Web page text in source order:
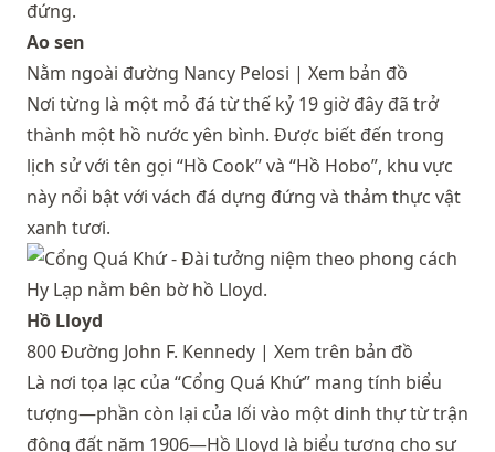
Ao sen
Nằm ngoài đường Nancy Pelosi | Xem bản đồ
Nơi từng là một mỏ đá từ thế kỷ 19 giờ đây đã trở
thành một hồ nước yên bình. Được biết đến trong
lịch sử với tên gọi “Hồ Cook” và “Hồ Hobo”, khu vực
này nổi bật với vách đá dựng đứng và thảm thực vật
xanh tươi.
Hồ Lloyd
800 Đường John F. Kennedy | Xem trên bản đồ
Là nơi tọa lạc của “Cổng Quá Khứ” mang tính biểu
tượng—phần còn lại của lối vào một dinh thự từ trận
động đất năm 1906—Hồ Lloyd là biểu tượng cho sự